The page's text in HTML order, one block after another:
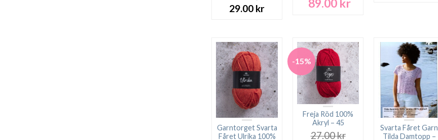
29.00 kr
Det
109.00 kr.
89.00 krDet
89.00 kr.
Garntorget Svarta
Fåret Ulrika 100%
-15%
Freja Röd 100%
Akryl – 45
27.00kr
Svarta Fåret Garn
Tilda Damtopp –